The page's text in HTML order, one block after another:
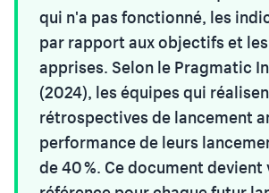
qui n'a pas fonctionné, les
par rapport aux objectifs et
apprises. Selon le Pragmatic
(2024), les équipes qui
rétrospectives de lancement
performance de leurs
de 40 %. Ce document devient